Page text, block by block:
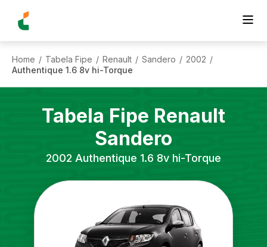
Home / Tabela Fipe / Renault / Sandero / 2002 /
Authentique 1.6 8v hi-Torque
Tabela Fipe Renault
Sandero
2002 Authentique 1.6 8v hi-Torque